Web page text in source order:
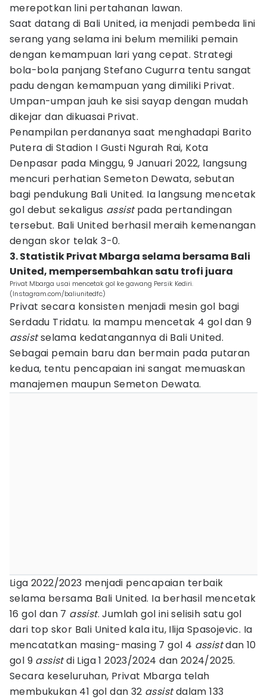
merepotkan lini pertahanan lawan.
Saat datang di Bali United, ia menjadi pembeda lini
serang yang selama ini belum memiliki pemain
dengan kemampuan lari yang cepat. Strategi
bola-bola panjang Stefano Cugurra tentu sangat
padu dengan kemampuan yang dimiliki Privat.
Umpan-umpan jauh ke sisi sayap dengan mudah
dikejar dan dikuasai Privat.
Penampilan perdananya saat menghadapi Barito
Putera di Stadion I Gusti Ngurah Rai, Kota
Denpasar pada Minggu, 9 Januari 2022, langsung
mencuri perhatian Semeton Dewata, sebutan
bagi pendukung Bali United. Ia langsung mencetak
gol debut sekaligus assistpada pertandingan
tersebut. Bali United berhasil meraih kemenangan
dengan skor telak 3-0.
3. Statistik Privat Mbarga selama bersama Bali
United, mempersembahkan satu trofi juara
Privat Mbarga usai mencetak gol ke gawang Persik Kediri.
(Instagram.com/baliunitedfc)
Privat secara konsisten menjadi mesin gol bagi
Serdadu Tridatu. Ia mampu mencetak 4 gol dan 9
assistselama kedatangannya di Bali United.
Sebagai pemain baru dan bermain pada putaran
kedua, tentu pencapaian ini sangat memuaskan
manajemen maupun Semeton Dewata.
Liga 2022/2023 menjadi pencapaian terbaik
selama bersama Bali United. Ia berhasil mencetak
16 gol dan 7 assist. Jumlah gol ini selisih satu gol
dari top skor Bali United kala itu, Ilija Spasojevic. Ia
mencatatkan masing-masing 7 gol 4 assistdan 10
gol 9 assistdi Liga 1 2023/2024 dan 2024/2025.
Secara keseluruhan, Privat Mbarga telah
membukukan 41 gol dan 32 assistdalam 133